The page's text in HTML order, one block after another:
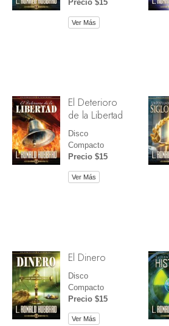
Precio $15
Ver Más
El Deterioro
de la Libertad
Disco
Compacto
Precio $15
Ver Más
El Dinero
Disco
Compacto
Precio $15
Ver Más